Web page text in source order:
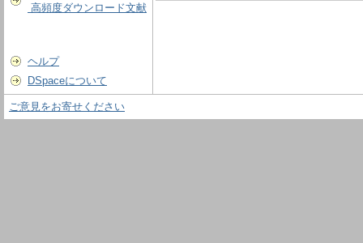
高頻度ダウンロード文献
ヘルプ
DSpaceについて
ご意見をお寄せください